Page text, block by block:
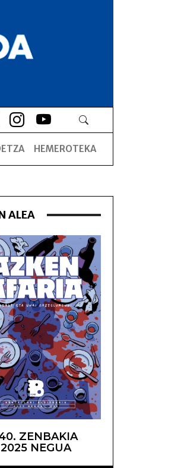
irekiko da
Lehio berrian irekiko da
Lehio berrian irekiko da
Lehio berrian irekiko da
HEMEROTEKA
ALEA
ZENBAKIA
2025 NEGUA